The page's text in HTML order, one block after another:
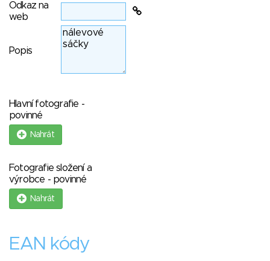
Odkaz na
web
Popis
Hlavní fotografie -
povinné
Nahrát
Fotografie složení a
výrobce - povinné
Nahrát
EAN kódy